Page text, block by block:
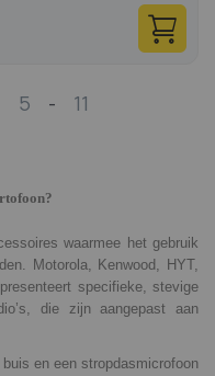
5 - 11
waarmee het gebruik
Motorola, Kenwood, HYT,
specifieke, stevige
die zijn aangepast aan
en een stropdasmicrofoon